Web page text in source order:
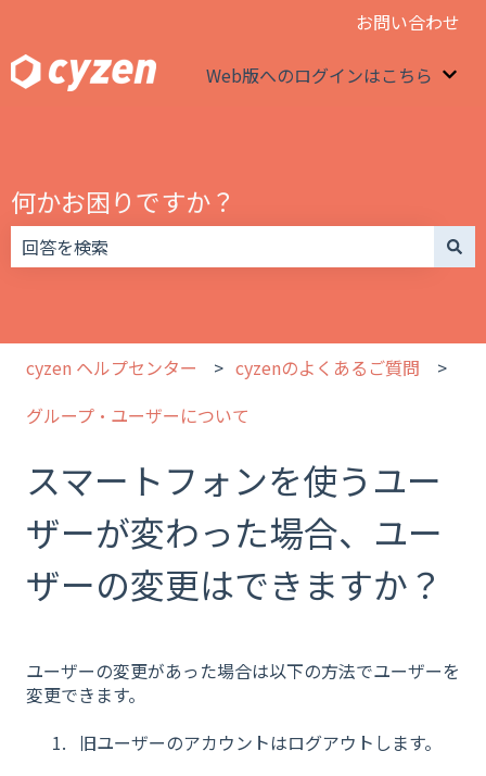
お問い合わせ
Web版へのログインはこちら
何かお困りですか？
cyzen ヘルプセンター
cyzenのよくあるご質問
グループ・ユーザーについて
スマートフォンを使うユー
ザーが変わった場合、ユー
ザーの変更はできますか？
ユーザーの変更があった場合は以下の方法でユーザーを
変更できます。
旧ユーザーのアカウントはログアウトします。